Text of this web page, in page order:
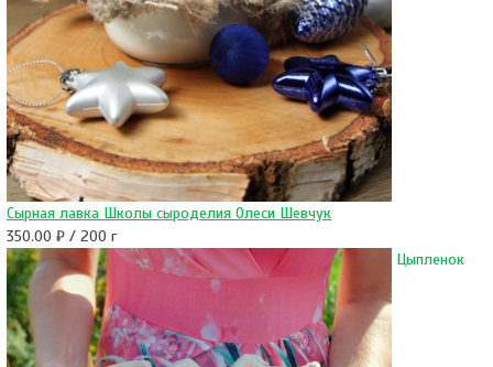
Сырная лавка Школы сыроделия Олеси Шевчук
350.00 ₽ / 200 г
Цыпленок